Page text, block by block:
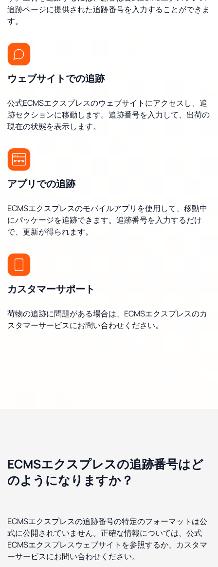
追跡ページに提供された追跡番号を入力することができま
す。
ウェブサイトでの追跡
公式ECMSエクスプレスのウェブサイトにアクセスし、追
跡セクションに移動します。追跡番号を入力して、出荷の
現在の状態を表示します。
アプリでの追跡
ECMSエクスプレスのモバイルアプリを使用して、移動中
にパッケージを追跡できます。追跡番号を入力するだけ
で、更新が得られます。
カスタマーサポート
荷物の追跡に問題がある場合は、ECMSエクスプレスのカ
スタマーサービスにお問い合わせください。
ECMSエクスプレスの追跡番号はど
のようになりますか？
ECMSエクスプレスの追跡番号の特定のフォーマットは公
式に公開されていません。正確な情報については、公式
ECMSエクスプレスウェブサイトを参照するか、カスタマ
ーサービスにお問い合わせください。